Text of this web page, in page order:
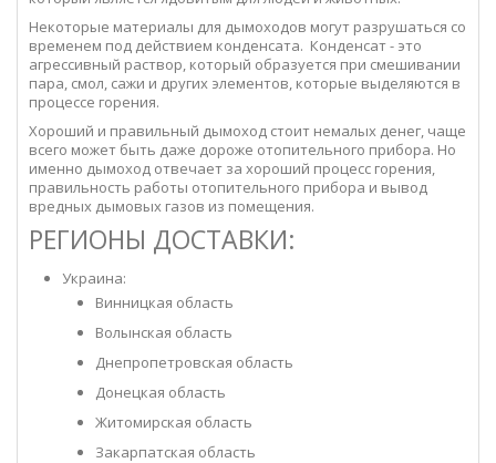
Некоторые материалы для дымоходов могут разрушаться со
временем под действием конденсата. Конденсат - это
агрессивный раствор, который образуется при смешивании
пара, смол, сажи и других элементов, которые выделяются в
процессе горения.
Хороший и правильный дымоход стоит немалых денег, чаще
всего может быть даже дороже отопительного прибора. Но
именно дымоход отвечает за хороший процесс горения,
правильность работы отопительного прибора и вывод
вредных дымовых газов из помещения.
РЕГИОНЫ ДОСТАВКИ:
Украина:
Винницкая область
Волынская область
Днепропетровская область
Донецкая область
Житомирская область
Закарпатская область